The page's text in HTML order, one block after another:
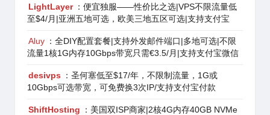
LightLayer ：便宜独服——性价比之选|VPS不限流量低
至$4/月|亚洲五地可选，欧美三地五区可选|支持支付宝
Aluy ：全DIY配置套餐|支持外发邮件端口|多地可选|不限
流量1核1G内存10Gbps带宽只需€3.5/月|支持支付宝微信
desivps
：圣何塞低至$17/年，不限制流量，1G或
10Gbps可选带宽，可免费换3次IP/支持支付宝付款
ShiftHosting
：美国双ISP商家|2核4G内存40GB NVMe